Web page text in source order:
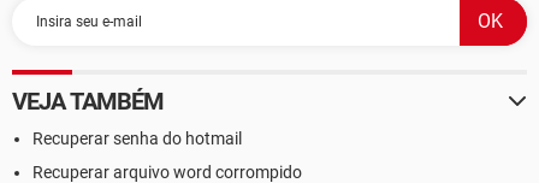
VEJA TAMBÉM
Recuperar senha do hotmail
Recuperar arquivo word corrompido